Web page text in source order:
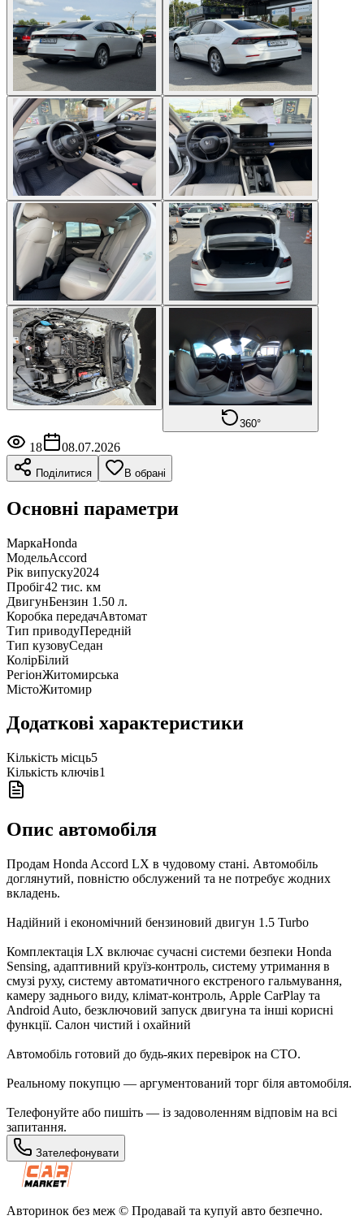
360°
18 08.07.2026
Поділитися В обрані
Основні параметри
МаркаHonda
МодельAccord
Рік випуску2024
Пробіг42 тис. км
ДвигунБензин 1.50 л.
Коробка передачАвтомат
Тип приводуПередній
Тип кузовуСедан
КолірБілий
РегіонЖитомирська
МістоЖитомир
Додаткові характеристики
Кількість місць5
Кількість ключів1
Опис автомобіля
Продам Honda Accord LX в чудовому стані. Автомобіль
доглянутий, повністю обслужений та не потребує жодних
вкладень.
Надійний і економічний бензиновий двигун 1.5 Turbo
Комплектація LX включає сучасні системи безпеки Honda
Sensing, адаптивний круїз-контроль, систему утримання в
смузі руху, систему автоматичного екстреного гальмування,
камеру заднього виду, клімат-контроль, Apple CarPlay та
Android Auto, безключовий запуск двигуна та інші корисні
функції. Салон чистий і охайний
Автомобіль готовий до будь-яких перевірок на СТО.
Реальному покупцю — аргументований торг біля автомобіля.
Телефонуйте або пишіть — із задоволенням відповім на всі
запитання.
Зателефонувати
Авторинок без меж © Продавай та купуй авто безпечно.